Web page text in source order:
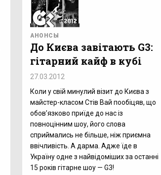
АНОНСЫ
До Києва завітають G3:
гітарний кайф в кубі
27.03.2012
Коли у свій минулий візит до Києва з
майстер-класом Стів Вай пообіцяв, що
обов’язково приїде до нас із
повноцінним шоу, його слова
сприймались не більше, ніж приємна
ввічливість. А дарма. Адже їде в
Україну одне з найвідоміших за останні
15 років гітарне шоу — G3!